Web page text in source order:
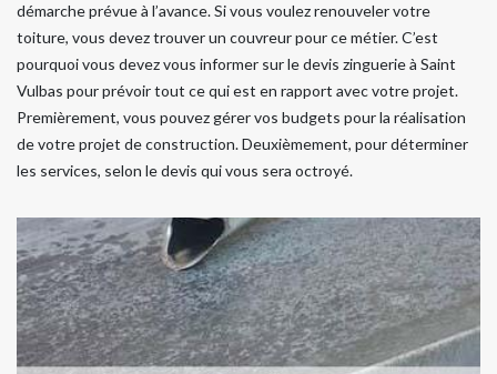
démarche prévue à l’avance. Si vous voulez renouveler votre
toiture, vous devez trouver un couvreur pour ce métier. C’est
pourquoi vous devez vous informer sur le devis zinguerie à Saint
Vulbas pour prévoir tout ce qui est en rapport avec votre projet.
Premièrement, vous pouvez gérer vos budgets pour la réalisation
de votre projet de construction. Deuxièmement, pour déterminer
les services, selon le devis qui vous sera octroyé.